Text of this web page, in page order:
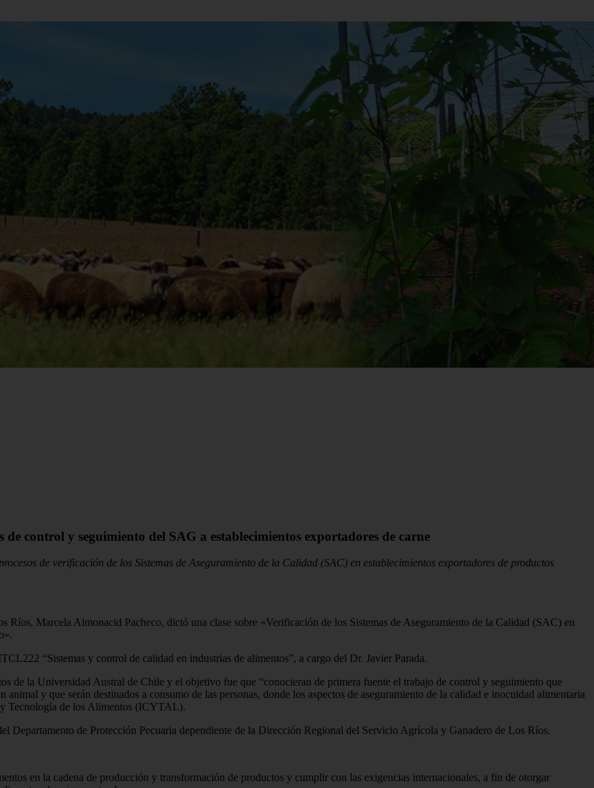
control y seguimiento del SAG a establecimientos exportadores de carne
de verificación de los Sistemas de Aseguramiento de la Calidad (SAC) en establecimientos exportadores de productos
Marcela Almonacid Pacheco, dictó una clase sobre «Verificación de los Sistemas de Aseguramiento de la Calidad (SAC) en
“Sistemas y control de calidad en industrias de alimentos”, a cargo del Dr. Javier Parada.
de la Universidad Austral de Chile y el objetivo fue que “conocieran de primera fuente el trabajo de control y seguimiento que
y que serán destinados a consumo de las personas, donde los aspectos de aseguramiento de la calidad e inocuidad alimentaria
Tecnología de los Alimentos (ICYTAL).
Departamento de Protección Pecuaria dependiente de la Dirección Regional del Servicio Agrícola y Ganadero de Los Ríos.
en la cadena de producción y transformación de productos y cumplir con las exigencias internacionales, a fin de otorgar